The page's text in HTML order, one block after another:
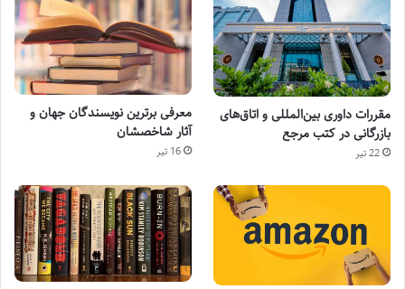
مقررات داوری بین‌المللی و اتاق‌های
بازرگانی در کتب مرجع
22 تیر
معرفی برترین نویسندگان جهان و
آثار شاخصشان
16 تیر